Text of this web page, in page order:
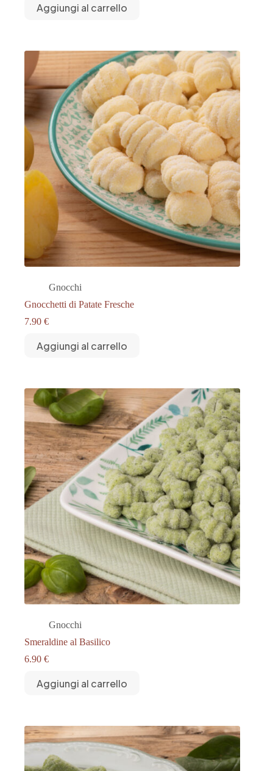
Aggiungi al carrello
Gnocchi
Gnocchetti di Patate Fresche
7.90 €
Aggiungi al carrello
Gnocchi
Smeraldine al Basilico
6.90 €
Aggiungi al carrello